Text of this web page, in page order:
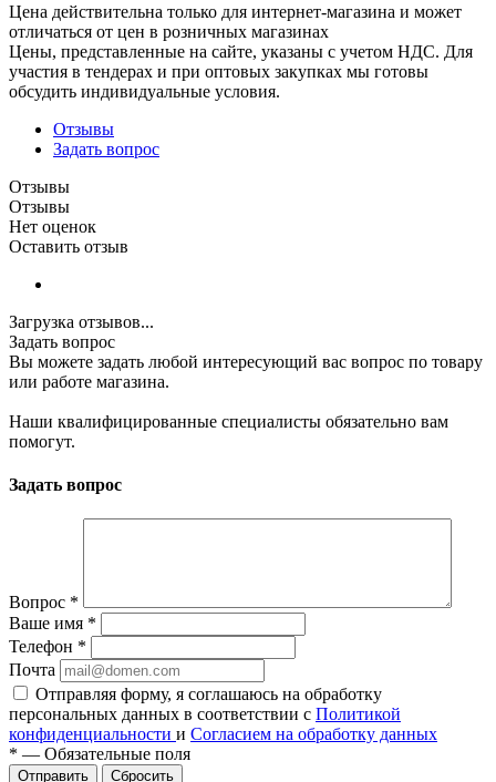
Цена действительна только для интернет-магазина и может
отличаться от цен в розничных магазинах
Цены, представленные на сайте, указаны с учетом НДС. Для
участия в тендерах и при оптовых закупках мы готовы
обсудить индивидуальные условия.
Отзывы
Задать вопрос
Отзывы
Отзывы
Нет оценок
Оставить отзыв
Загрузка отзывов...
Задать вопрос
Вы можете задать любой интересующий вас вопрос по товару
или работе магазина.
Наши квалифицированные специалисты обязательно вам
помогут.
Задать вопрос
Вопрос *
Ваше имя *
Телефон *
Почта
Отправляя форму, я соглашаюсь на обработку
персональных данных в соответствии с Политикой
конфиденциальности и Согласием на обработку данных
* — Обязательные поля
Сбросить